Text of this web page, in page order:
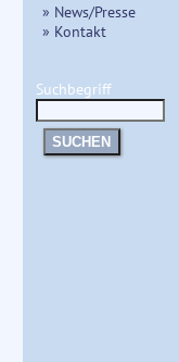
» News/Presse
» Kontakt
Suchbegriff
SUCHEN